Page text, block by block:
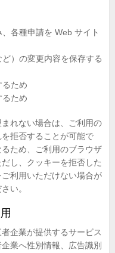
各種申請を Web サイト
）の変更内容を保存する
るため
ため
れない場合は、ご利用の
拒否することが可能で
ため、ご利用のブラウザ
し、クッキーを拒否した
利用いただけない場合が
い。
企業が提供するサービス
業へ性別情報、広告識別